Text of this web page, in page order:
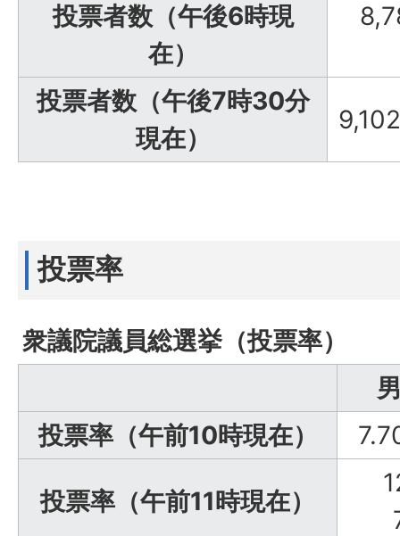
投票者数（午後6時現
在）
投票者数（午後7時30分
現在）
投票率
衆議院議員総選挙（投票率）
投票率（午前10時現在）
投票率（午前11時現在）